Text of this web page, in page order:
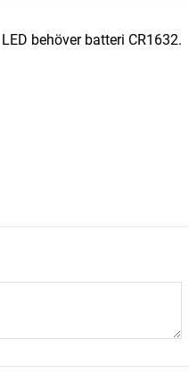
behöver batteri CR1632.